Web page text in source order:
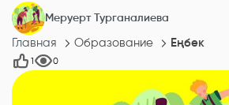
Меруерт Турганалиева
Главная Образование Еңбек
1 0